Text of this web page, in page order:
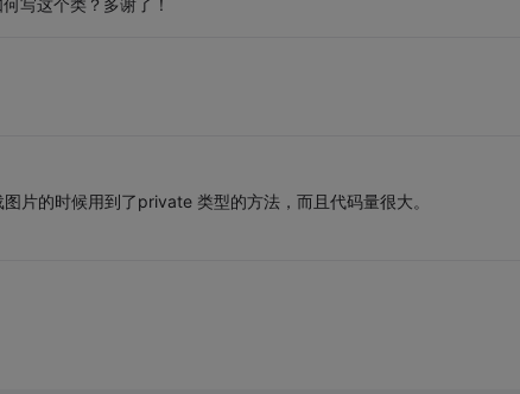
写这个类？多谢了！
片的时候用到了private 类型的方法，而且代码量很大。